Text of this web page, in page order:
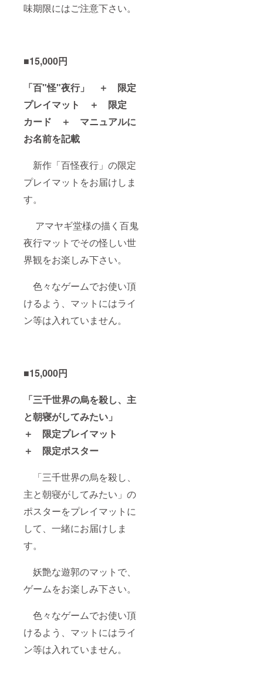
味期限にはご注意下さい。
■15,000円
「百"怪"夜行」 ＋ 限定
プレイマット ＋ 限定
カード ＋ マニュアルに
お名前を記載
新作「百怪夜行」の限定
プレイマットをお届けしま
す。
アマヤギ堂様の描く百鬼
夜行マットでその怪しい世
界観をお楽しみ下さい。
色々なゲームでお使い頂
けるよう、マットにはライ
ン等は入れていません。
■15,000円
「三千世界の烏を殺し、主
と朝寝がしてみたい」
＋ 限定プレイマット
＋ 限定ポスター
「三千世界の烏を殺し、
主と朝寝がしてみたい」の
ポスターをプレイマットに
して、一緒にお届けしま
す。
妖艶な遊郭のマットで、
ゲームをお楽しみ下さい。
色々なゲームでお使い頂
けるよう、マットにはライ
ン等は入れていません。